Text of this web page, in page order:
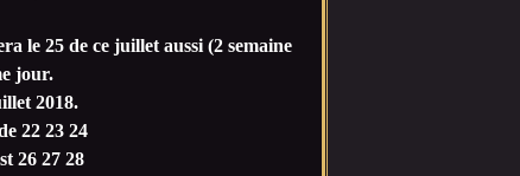
le 25 de ce juillet aussi (2 semaine
jour.
2018.
22 23 24
26 27 28